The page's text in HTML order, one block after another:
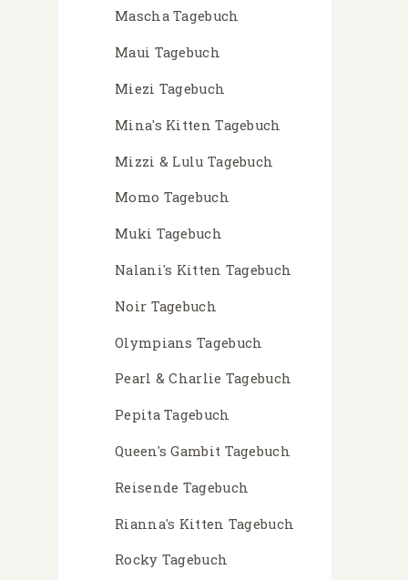
Mascha Tagebuch
Maui Tagebuch
Miezi Tagebuch
Mina's Kitten Tagebuch
Mizzi & Lulu Tagebuch
Momo Tagebuch
Muki Tagebuch
Nalani's Kitten Tagebuch
Noir Tagebuch
Olympians Tagebuch
Pearl & Charlie Tagebuch
Pepita Tagebuch
Queen's Gambit Tagebuch
Reisende Tagebuch
Rianna's Kitten Tagebuch
Rocky Tagebuch